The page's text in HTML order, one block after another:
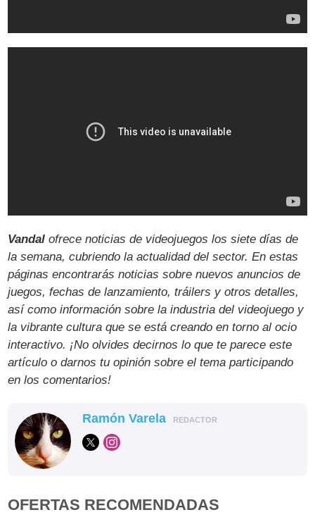
Vandal ofrece noticias de videojuegos los siete días de
la semana, cubriendo la actualidad del sector. En estas
páginas encontrarás noticias sobre nuevos anuncios de
juegos, fechas de lanzamiento, tráilers y otros detalles,
así como información sobre la industria del videojuego y
la vibrante cultura que se está creando en torno al ocio
interactivo. ¡No olvides decirnos lo que te parece este
artículo o darnos tu opinión sobre el tema participando
en los comentarios!
Ramón Varela REDACTOR
OFERTAS RECOMENDADAS